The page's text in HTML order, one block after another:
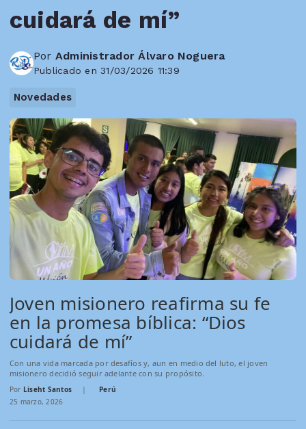
cuidará de mí”
Por Administrador Álvaro Noguera
Publicado en 31/03/2026 11:39
Novedades
Joven misionero reafirma su fe
en la promesa bíblica: “Dios
cuidará de mí”
Con una vida marcada por desafíos y, aun en medio del luto, el joven
misionero decidió seguir adelante con su propósito.
Por Liseht Santos |
Perú
25 marzo, 2026